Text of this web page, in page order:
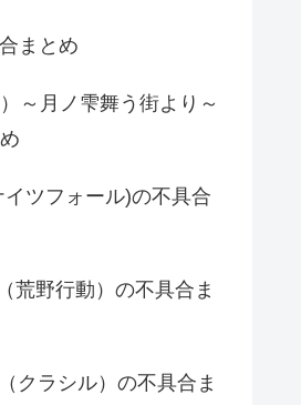
まとめ
～月ノ雫舞う街より～
ツフォール)の不具合
荒野行動）の不具合ま
クラシル）の不具合ま